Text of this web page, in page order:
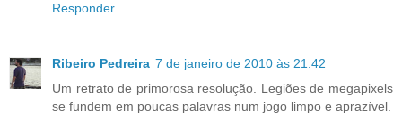
Responder
Ribeiro Pedreira 7 de janeiro de 2010 às 21:42
Um retrato de primorosa resolução. Legiões de megapixels
se fundem em poucas palavras num jogo limpo e aprazível.